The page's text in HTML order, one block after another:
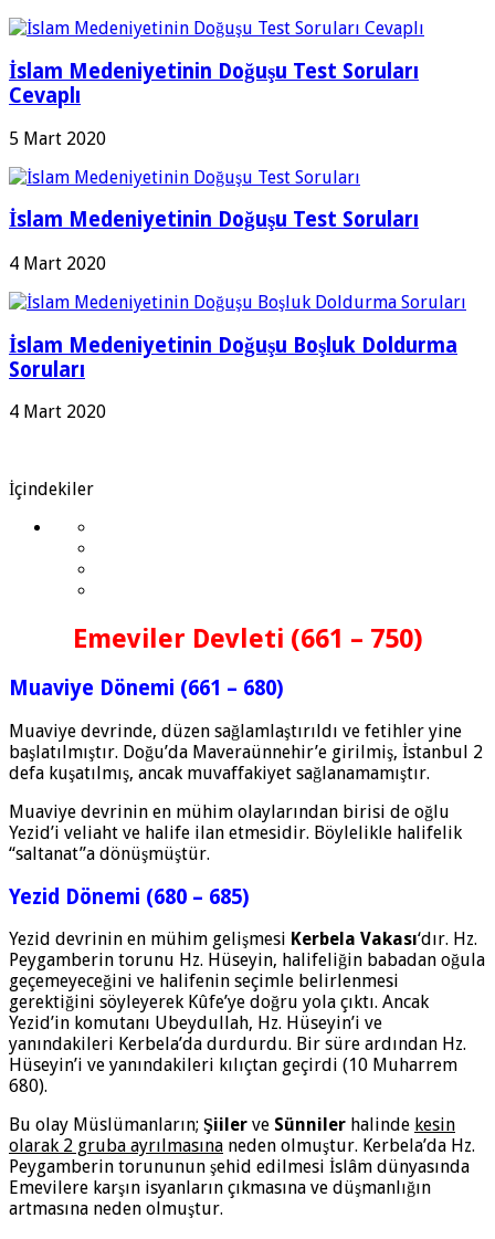
İslam Medeniyetinin Doğuşu Test Soruları
Cevaplı
5 Mart 2020
İslam Medeniyetinin Doğuşu Test Soruları
4 Mart 2020
İslam Medeniyetinin Doğuşu Boşluk Doldurma
Soruları
4 Mart 2020
İçindekiler
Emeviler Devleti (661 – 750)
Muaviye Dönemi (661 – 680)
Muaviye devrinde, düzen sağlamlaştırıldı ve fetihler yine
başlatılmıştır. Doğu’da Maveraünnehir’e girilmiş, İstanbul 2
defa kuşatılmış, ancak muvaffakiyet sağlanamamıştır.
Muaviye devrinin en mühim olaylarından birisi de oğlu
Yezid’i veliaht ve halife ilan etmesidir. Böylelikle halifelik
“saltanat”a dönüşmüştür.
Yezid Dönemi (680 – 685)
Yezid devrinin en mühim gelişmesi Kerbela Vakası‘dır. Hz.
Peygamberin torunu Hz. Hüseyin, halifeliğin babadan oğula
geçemeyeceğini ve halifenin seçimle belirlenmesi
gerektiğini söyleyerek Kûfe’ye doğru yola çıktı. Ancak
Yezid’in komutanı Ubeydullah, Hz. Hüseyin’i ve
yanındakileri Kerbela’da durdurdu. Bir süre ardından Hz.
Hüseyin’i ve yanındakileri kılıçtan geçirdi (10 Muharrem
680).
Bu olay Müslümanların; Şiiler ve Sünniler halinde kesin
olarak 2 gruba ayrılmasına neden olmuştur. Kerbela’da Hz.
Peygamberin torununun şehid edilmesi İslâm dünyasında
Emevilere karşın isyanların çıkmasına ve düşmanlığın
artmasına neden olmuştur.